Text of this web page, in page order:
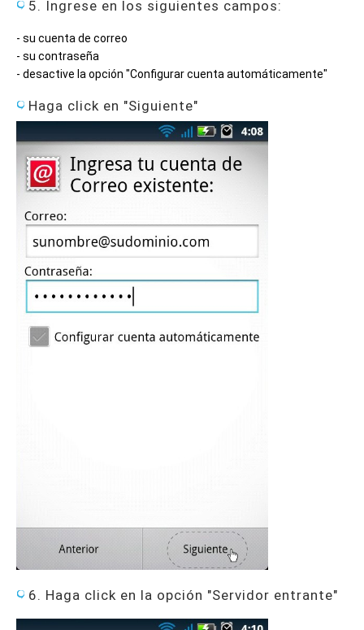
5. Ingrese en los siguientes campos:
- su cuenta de correo
- su contraseña
- desactive la opción "Configurar cuenta automáticamente"
Haga click en "Siguiente"
6. Haga click en la opción "Servidor entrante"